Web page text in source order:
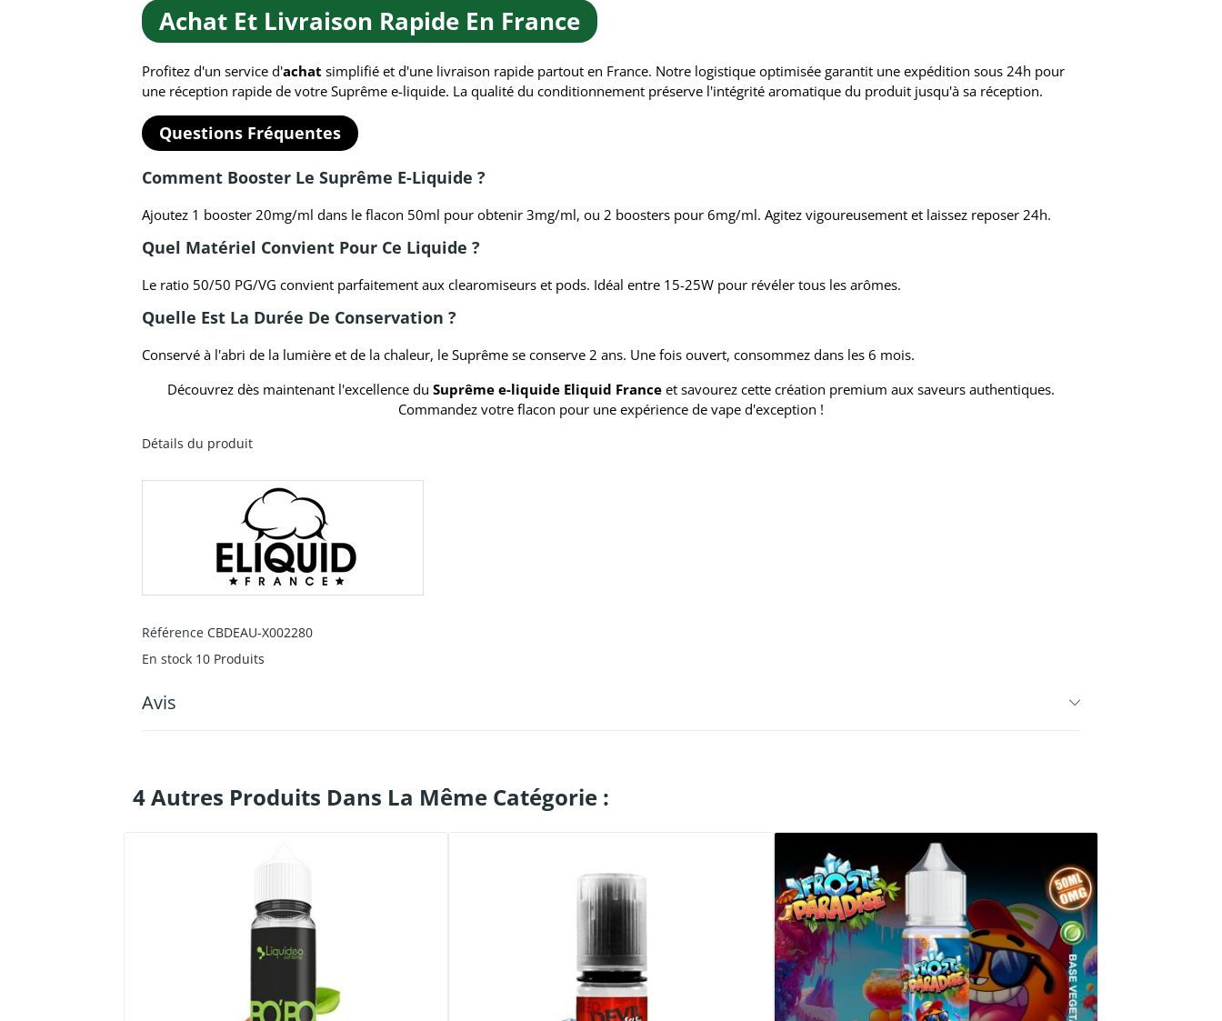
Achat Et Livraison Rapide En France
Profitez d'un service d'achat simplifié et d'une livraison rapide partout en France. Notre logistique optimisée garantit une expédition sous 24h pour
une réception rapide de votre Suprême e-liquide. La qualité du conditionnement préserve l'intégrité aromatique du produit jusqu'à sa réception.
Questions Fréquentes
Comment Booster Le Suprême E-Liquide ?
Ajoutez 1 booster 20mg/ml dans le flacon 50ml pour obtenir 3mg/ml, ou 2 boosters pour 6mg/ml. Agitez vigoureusement et laissez reposer 24h.
Quel Matériel Convient Pour Ce Liquide ?
Le ratio 50/50 PG/VG convient parfaitement aux clearomiseurs et pods. Idéal entre 15-25W pour révéler tous les arômes.
Quelle Est La Durée De Conservation ?
Conservé à l'abri de la lumière et de la chaleur, le Suprême se conserve 2 ans. Une fois ouvert, consommez dans les 6 mois.
Découvrez dès maintenant l'excellence du Suprême e-liquide Eliquid France et savourez cette création premium aux saveurs authentiques.
Commandez votre flacon pour une expérience de vape d'exception !
Détails du produit
Référence CBDEAU-X002280
En stock 10 Produits
Avis
4 Autres Produits Dans La Même Catégorie :